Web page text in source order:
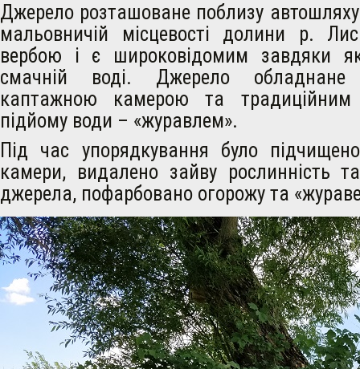
Джерело розташоване поблизу
мальовничій місцевості долини р.
вербою і є широковідомим завдяки
смачній воді. Джерело обладнане
каптажною камерою та
підйому води – «журавлем».
Під час упорядкування було
камери, видалено зайву рослинність
джерела, пофарбовано огорожу та